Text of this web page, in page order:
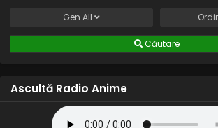
Gen All
Căutare
Ascultă Radio Anime